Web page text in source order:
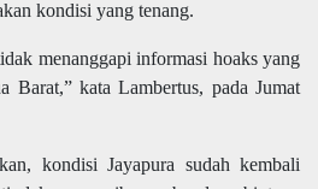
kondisi yang tenang.
menanggapi informasi hoaks yang
Barat,” kata Lambertus, pada Jumat
kondisi Jayapura sudah kembali